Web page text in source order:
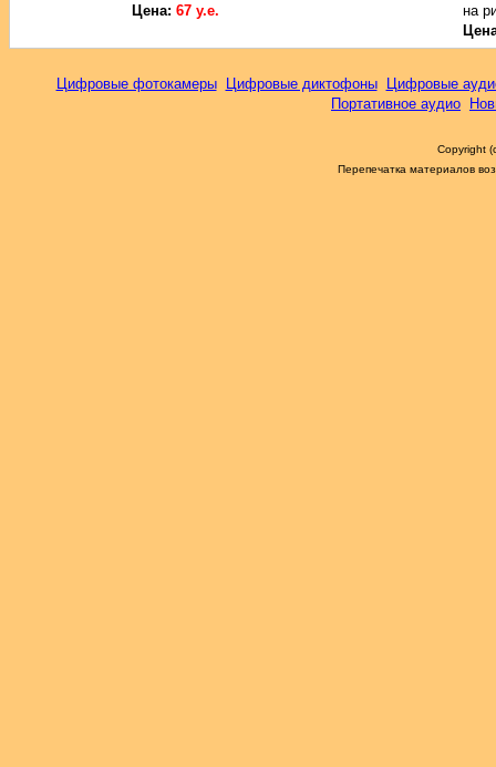
Цена: 67 у.е.
на
Цифровые фотокамеры Цифровые диктофоны
Цифровые
Портативное аудио
Copyright
Перепечатка материалов